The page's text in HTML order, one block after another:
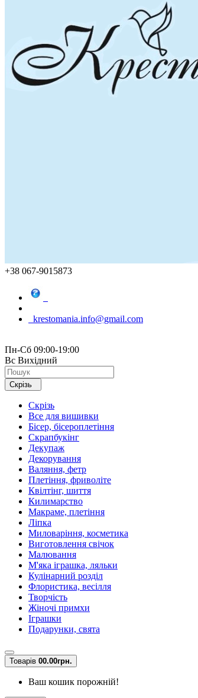
+38 067-9015873
krestomania.info@gmail.com
Пн-Сб 09:00-19:00
Вс Вихідний
Скрізь
Скрізь
Все для вишивки
Бісер, бісероплетіння
Скрапбукінг
Декупаж
Декорування
Валяння, фетр
Плетіння, фриволіте
Квілтінг, шиття
Килимарство
Макраме, плетіння
Ліпка
Миловаріння, косметика
Виготовлення свічок
Малювання
М'яка іграшка, ляльки
Кулінарний розділ
Флористика, весілля
Творчість
Жіночі примхи
Іграшки
Подарунки, свята
Товарів 00.00грн.
Ваш кошик порожній!